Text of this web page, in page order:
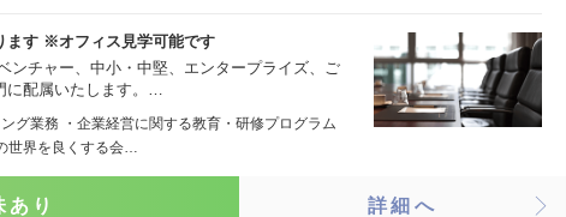
ます ※オフィス見学可能です
ンチャー、中小・中堅、エンタープライズ、ご
配属いたします。…
グ業務 ・企業経営に関する教育・研修プログラム
世界を良くする会…
あり 詳細へ